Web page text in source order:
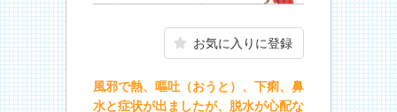
お気に入りに登録
風邪で熱、嘔吐（おうと）、下痢、鼻
水と症状が出ましたが、脱水が心配な